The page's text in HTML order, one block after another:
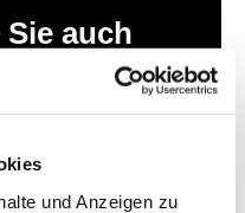
und Anzeigen zu
auch